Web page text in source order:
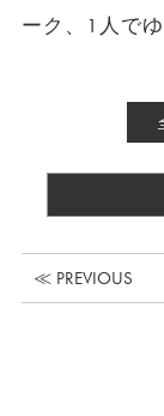
ーク、1人で
≪ PREVIOUS